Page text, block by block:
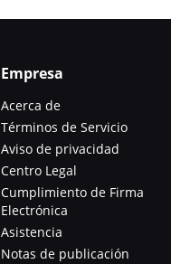
Empresa
Acerca de
Términos de Servicio
Aviso de privacidad
Centro Legal
Cumplimiento de Firma
Electrónica
Asistencia
Notas de publicación